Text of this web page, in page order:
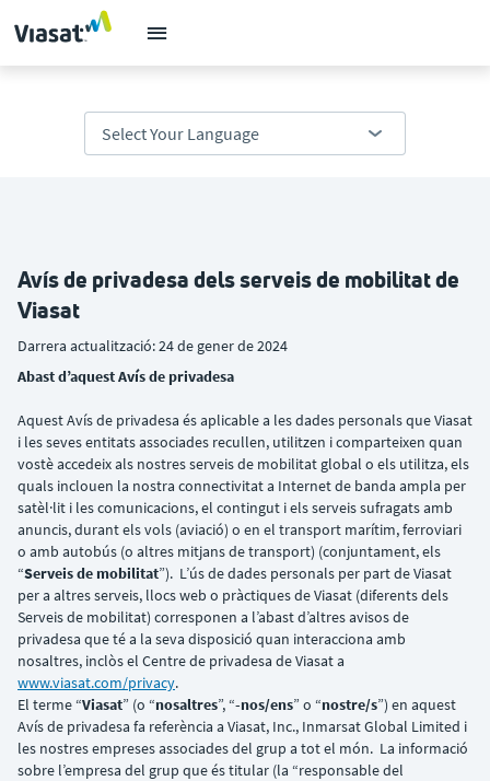
Avís de privadesa dels serveis de mobilitat de
Viasat
Darrera actualització: 24 de gener de 2024
Abast d’aquest Avís de privadesa
Aquest Avís de privadesa és aplicable a les dades personals que Viasat
i les seves entitats associades recullen, utilitzen i comparteixen quan
vostè accedeix als nostres serveis de mobilitat global o els utilitza, els
quals inclouen la nostra connectivitat a Internet de banda ampla per
satèl·lit i les comunicacions, el contingut i els serveis sufragats amb
anuncis, durant els vols (aviació) o en el transport marítim, ferroviari
o amb autobús (o altres mitjans de transport) (conjuntament, els
“Serveis de mobilitat”). L’ús de dades personals per part de Viasat
per a altres serveis, llocs web o pràctiques de Viasat (diferents dels
Serveis de mobilitat) corresponen a l’abast d’altres avisos de
privadesa que té a la seva disposició quan interacciona amb
nosaltres, inclòs el Centre de privadesa de Viasat a
www.viasat.com/privacy.
El terme “Viasat” (o “nosaltres”, “-nos/ens” o “nostre/s”) en aquest
Avís de privadesa fa referència a Viasat, Inc., Inmarsat Global Limited i
les nostres empreses associades del grup a tot el món. La informació
sobre l’empresa del grup que és titular (la “responsable del